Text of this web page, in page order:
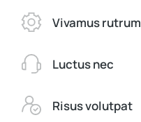
Vivamus rutrum
Luctus nec
Risus volutpat